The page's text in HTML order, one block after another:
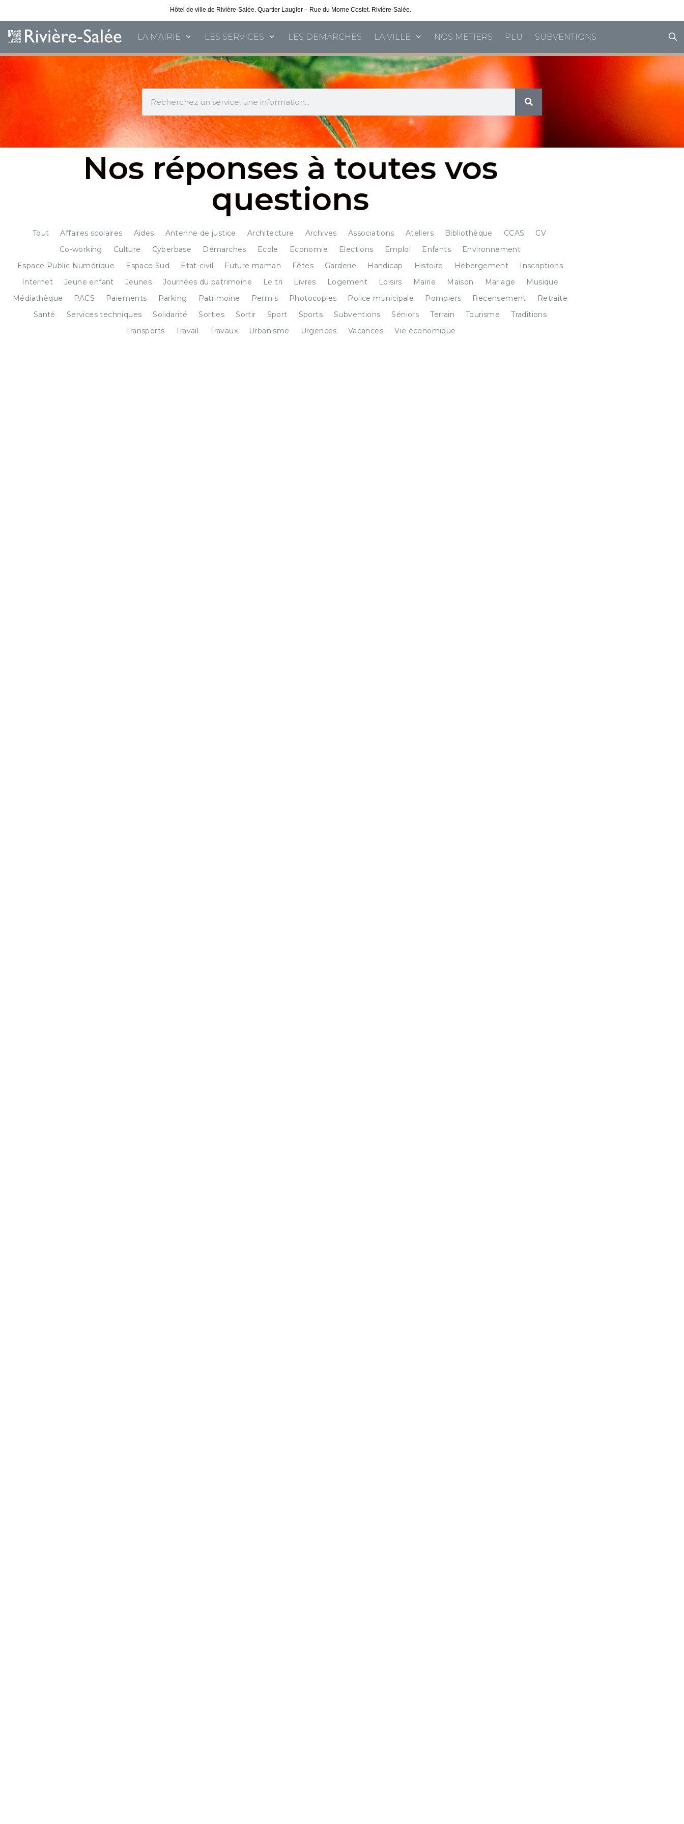
Hôtel de ville de Rivière-Salée. Quartier Laugier – Rue du Morne Costet. Rivière-Salée.
LA MAIRIE LES SERVICES LES DEMARCHES LA VILLE NOS METIERS PLU SUBVENTIONS
Nos réponses à toutes vos
questions
Tout Affaires scolaires Aides Antenne de justice Architecture Archives Associations Ateliers Bibliothèque CCAS
CV
Co-working
Culture Cyberbase Démarches Ecole Economie Elections Emploi Enfants
Environnement
Espace Public Numérique
Espace Sud Etat-civil Future maman Fêtes Garderie Handicap Histoire Hébergement
Inscriptions
Internet
Jeune enfant Jeunes Journées du patrimoine Le tri Livres Logement Loisirs Mairie Maison Mariage
Musique
Médiathèque
PACS Paiements Parking Patrimoine Permis Photocopies Police municipale Pompiers Recensement
Retraite
Santé
Services techniques Solidarité Sorties Sortir Sport Sports Subventions Séniors Terrain Tourisme
Traditions
Transports
Travail Travaux Urbanisme Urgences Vacances Vie économique